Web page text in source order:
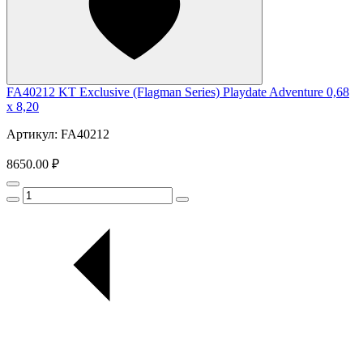
FA40212 KT Exclusive (Flagman Series) Playdate Adventure 0,68
x 8,20
Артикул: FA40212
8650.00 ₽